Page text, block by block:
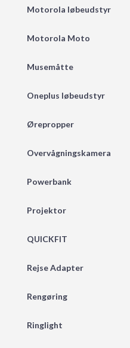
Motorola løbeudstyr
Motorola Moto
Musemåtte
Oneplus løbeudstyr
Ørepropper
Overvågningskamera
Powerbank
Projektor
QUICKFIT
Rejse Adapter
Rengøring
Ringlight